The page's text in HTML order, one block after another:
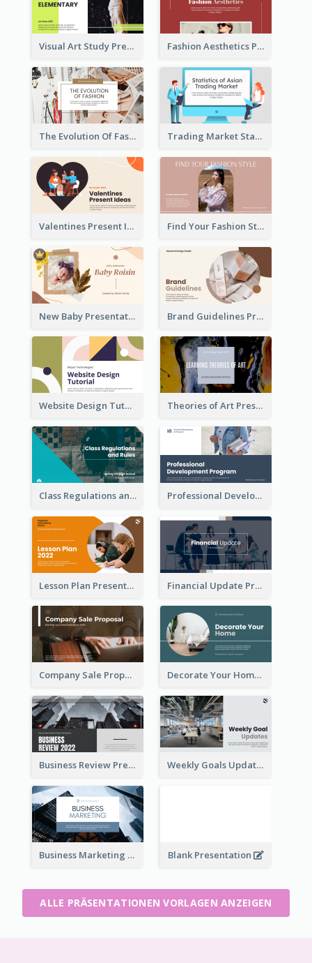
Visual Art Study Presentation Fashion Aesthetics Presentation
The Evolution Of Fashion Presentation Trading Market Statistics Presentation
Valentines Present Ideas Presentation Find Your Fashion Style Presentation
New Baby Presentation Brand Guidelines Presentation
Website Design Tutorial Presentation Theories of Art Presentation
Class Regulations and Rules Presentation Professional Development Program Presentation
Lesson Plan Presentation Financial Update Presentation
Company Sale Proposal Decorate Your Home Presentation
Business Review Presentations Weekly Goals Updates Presentation
Business Marketing Presentation Blank Presentation
ALLE PRÄSENTATIONEN VORLAGEN ANZEIGEN